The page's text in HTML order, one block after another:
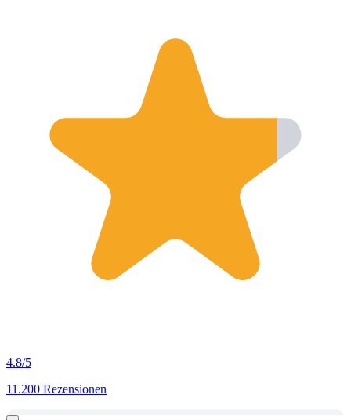
4.8/5
11.200 Rezensionen